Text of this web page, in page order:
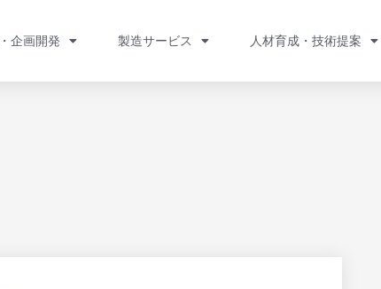
企画開発 製造サービス 人材育成・技術提案